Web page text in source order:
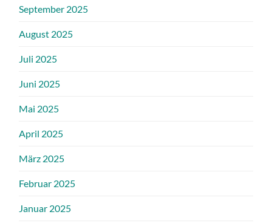
September 2025
August 2025
Juli 2025
Juni 2025
Mai 2025
April 2025
März 2025
Februar 2025
Januar 2025